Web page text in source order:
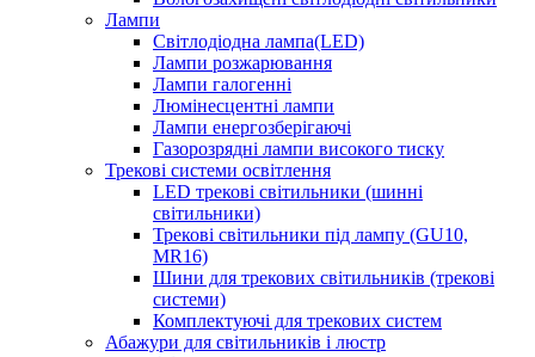
Лампи
Світлодіодна лампа(LED)
Лампи розжарювання
Лампи галогенні
Люмінесцентні лампи
Лампи енергозберігаючі
Газорозрядні лампи високого тиску
Трекові системи освітлення
LED трекові світильники (шинні
світильники)
Трекові світильники під лампу (GU10,
MR16)
Шини для трекових світильників (трекові
системи)
Комплектуючі для трекових систем
Абажури для світильників і люстр